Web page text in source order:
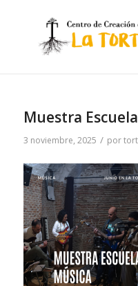
Muestra
3 noviembre, 2025 / por